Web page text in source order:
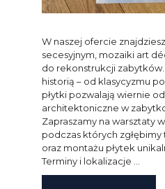
W naszej ofercie
secesyjnym, mozaiki art
do rekonstrukcji
historią – od klasycyzmu
płytki pozwalają wiernie
architektoniczne w
Zapraszamy na warsztaty
podczas których
oraz montażu płytek
Terminy i lokalizacje …